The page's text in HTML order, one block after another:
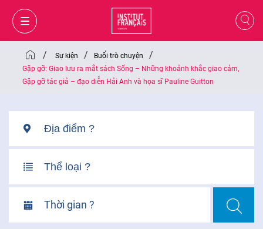
/ Sự kiện / Buổi trò chuyện /
Gặp gỡ: Giao lưu ra mắt sách Sống – Những khoảnh khắc giao cảm,
Gặp gỡ tác giả – đạo diễn Hải Anh và họa sĩ Pauline Guitton
Thời gian ?